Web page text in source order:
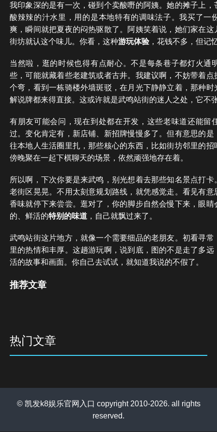
我印象深的是有一次，碰到个卖酸嘢的阿姨。她的摊子上
酸辣辣的汁水里，用的是本地特有的调味法子。我买了一
爽，瞬间就把夏夜的闷热驱散了。阿姨笑着说，她们家在
街坊就认这个味儿。你看，这种游玩体验，花钱不多，但记
当然啦，逛的时候也得有点耐心。不是每条巷子都灯火通
些，可能就藏着些老建筑或者古井。我建议啊，不妨带着
个弯，看到一栋骑楼外墙斑驳，在月光下静静立着，那种
解说牌都来得直接。这或许就是武鸣站街的迷人之处，它不
有朋友可能会问，现在到处都在开发，这些老味道还能留
过。变化肯定有，新店铺、新招牌慢慢多了。但有意思的
往本地人生活圈里扎，那些核心的东西，比如街坊邻里的
傍晚聚在一起下棋聊天的场景，依然顽强地存在着。
所以啊，下次你要是来武鸣，别光想着去那些知名景点打
老街区晃晃。不用太刻意规划路线，就凭感觉走。看见有
香味就停下来尝尝。逛对了，你的脚步自然会慢下来，眼
的、鲜活的特别的味道 ，自己就飘过来了。
武鸣站街这片地方，就像一个需要细品的老朋友。初看寻
里的热情和丰厚。这趟游玩啊，说到底，图的不是走了多
活的故事和画面。你自己去试试，就知道我说的不假了。
推荐文章
热门文章
© 凯发k8娱乐官网入口 copyright 2010-2026. all rights
reserved.